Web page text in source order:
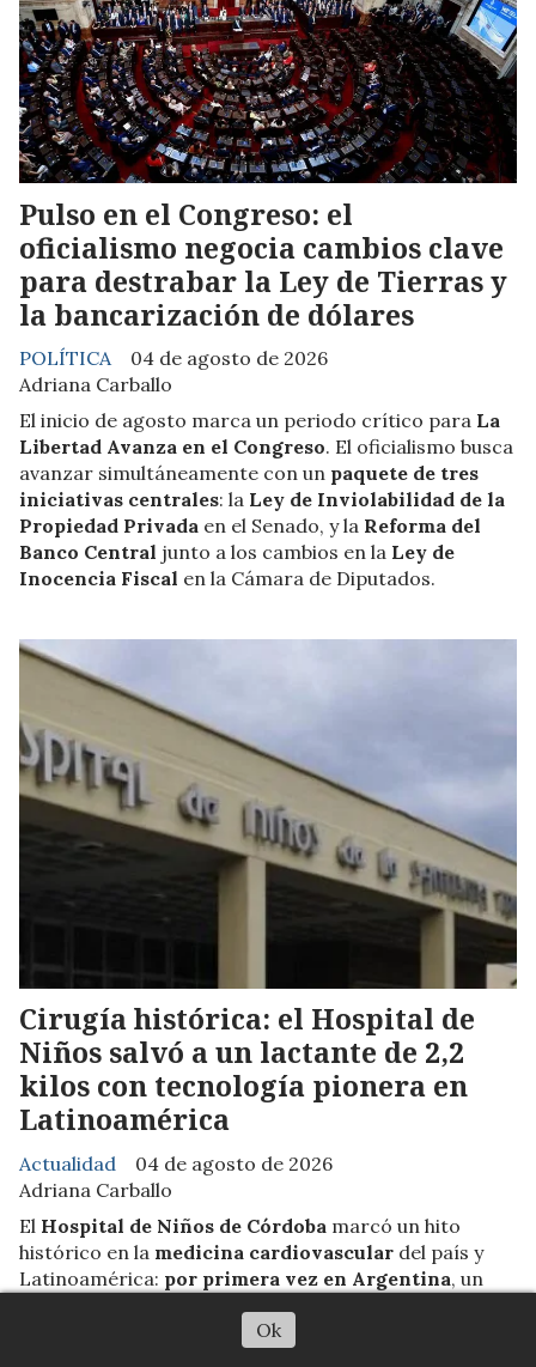
Pulso en el Congreso: el
oficialismo negocia cambios clave
para destrabar la Ley de Tierras y
la bancarización de dólares
Adriana Carballo
POLÍTICA 04 de agosto de 2026
El inicio de agosto marca un periodo crítico para La
Libertad Avanza en el Congreso. El oficialismo busca
avanzar simultáneamente con un paquete de tres
iniciativas centrales: la Ley de Inviolabilidad de la
Propiedad Privada en el Senado, y la Reforma del
Banco Central junto a los cambios en la Ley de
Inocencia Fiscal en la Cámara de Diputados.
Cirugía histórica: el Hospital de
Niños salvó a un lactante de 2,2
kilos con tecnología pionera en
Latinoamérica
Adriana Carballo
Actualidad 04 de agosto de 2026
El Hospital de Niños de Córdoba marcó un hito
histórico en la medicina cardiovascular del país y
Latinoamérica: por primera vez en Argentina, un
completamente bioabsorbible para corregir una
Ok